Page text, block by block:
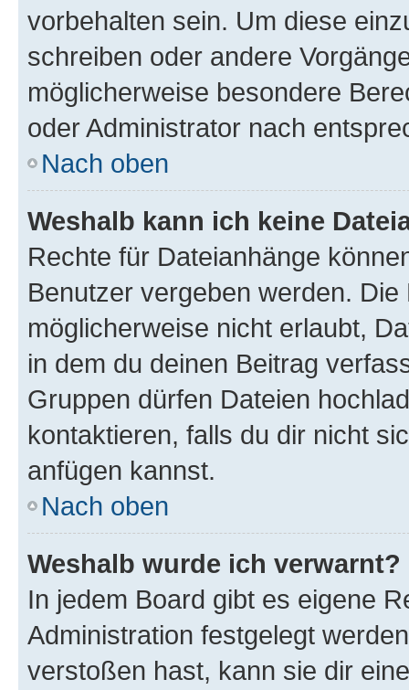
vorbehalten sein. Um diese
schreiben oder andere
möglicherweise besondere
oder Administrator nach
Nach oben
Weshalb kann ich keine
Rechte für Dateianhänge
Benutzer vergeben werden.
möglicherweise nicht erlaubt,
in dem du deinen Beitrag
Gruppen dürfen Dateien
kontaktieren, falls du dir nicht
anfügen kannst.
Nach oben
Weshalb wurde ich verwarnt?
In jedem Board gibt es eigene
Administration festgelegt
verstoßen hast, kann sie dir